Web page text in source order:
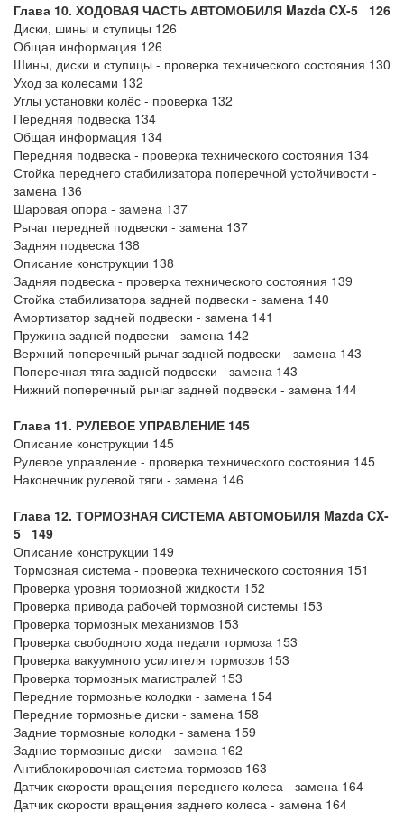
Глава 10. ХОДОВАЯ ЧАСТЬ АВТОМОБИЛЯ Mazda CX-5 126
Диски, шины и ступицы 126
Общая информация 126
Шины, диски и ступицы - проверка технического состояния 130
Уход за колесами 132
Углы установки колёс - проверка 132
Передняя подвеска 134
Общая информация 134
Передняя подвеска - проверка технического состояния 134
Стойка переднего стабилизатора поперечной устойчивости -
замена 136
Шаровая опора - замена 137
Рычаг передней подвески - замена 137
Задняя подвеска 138
Описание конструкции 138
Задняя подвеска - проверка технического состояния 139
Стойка стабилизатора задней подвески - замена 140
Амортизатор задней подвески - замена 141
Пружина задней подвески - замена 142
Верхний поперечный рычаг задней подвески - замена 143
Поперечная тяга задней подвески - замена 143
Нижний поперечный рычаг задней подвески - замена 144
Глава 11. РУЛЕВОЕ УПРАВЛЕНИЕ 145
Описание конструкции 145
Рулевое управление - проверка технического состояния 145
Наконечник рулевой тяги - замена 146
Глава 12. ТОРМОЗНАЯ СИСТЕМА АВТОМОБИЛЯ Mazda CX-
5 149
Описание конструкции 149
Тормозная система - проверка технического состояния 151
Проверка уровня тормозной жидкости 152
Проверка привода рабочей тормозной системы 153
Проверка тормозных механизмов 153
Проверка свободного хода педали тормоза 153
Проверка вакуумного усилителя тормозов 153
Проверка тормозных магистралей 153
Передние тормозные колодки - замена 154
Передние тормозные диски - замена 158
Задние тормозные колодки - замена 159
Задние тормозные диски - замена 162
Антиблокировочная система тормозов 163
Датчик скорости вращения переднего колеса - замена 164
Датчик скорости вращения заднего колеса - замена 164